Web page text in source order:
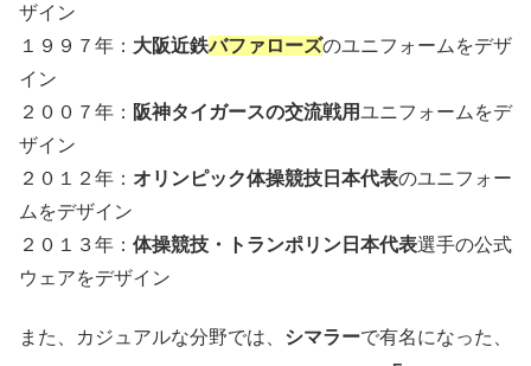
ザイン
１９９７年： 大阪近鉄バファローズのユニフォームをデザ
イン
２００７年： 阪神タイガースの交流戦用ユニフォームをデ
ザイン
２０１２年： オリンピック体操競技日本代表のユニフォー
ムをデザイン
２０１３年： 体操競技・トランポリン日本代表選手の公式
ウェアをデザイン
また、カジュアルな分野では、 シマラーで有名になった、